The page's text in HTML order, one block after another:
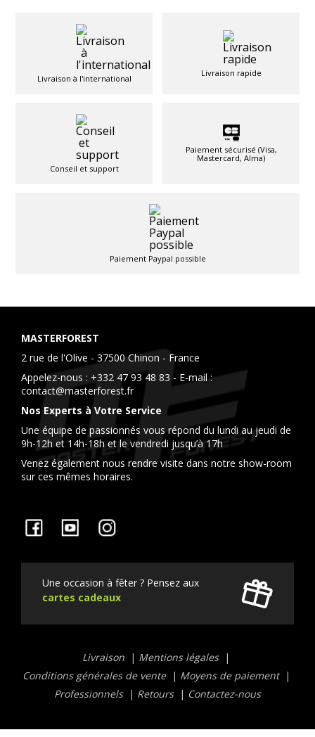
Livraison à l'international
Livraison rapide
Conseil et support
Paiement sécurisé (Visa,
Mastercard, Alma)
Paiement Paypal possible
MASTERFOREST
2 rue de l'Olive - 37500 Chinon - France
Appelez-nous : +332 47 93 48 83 - E-mail :
contact@masterforest.fr
Nos Experts à Votre Service
Une équipe de passionnés vous répond du lundi au jeudi de
9h-12h et 14h-18h et le vendredi jusqu’à 17h
Venez également nous rendre visite dans notre show-room
sur ces mêmes horaires.
Facebook YouTube
Une occasion à fêter ? Pensez aux
cartes cadeaux
utiles
Livraison
Mentions légales
Conditions générales de vente
Moyens de paiement
Professionnels
Retours Contactez-nous